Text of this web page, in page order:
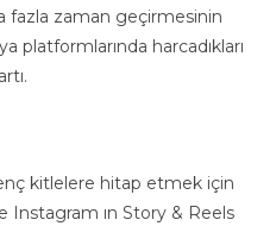
fazla zaman geçirmesinin
platformlarında harcadıkları
kitlelere hitap etmek için
Instagram ın Story & Reels